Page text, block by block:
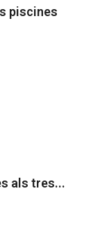
piscines
als tres...